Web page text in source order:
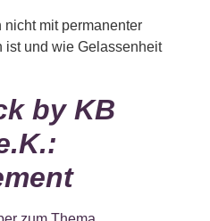
nicht mit permanenter
ist und wie Gelassenheit
by KB